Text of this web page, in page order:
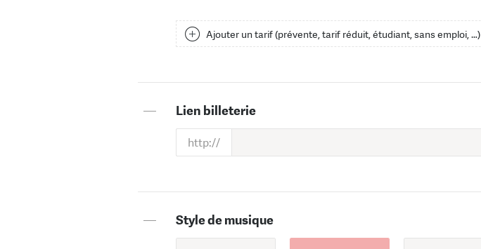
Ajouter un tarif (prévente, tarif réduit, étudiant, sans emploi, …)
— Lien billeterie
— Style de musique